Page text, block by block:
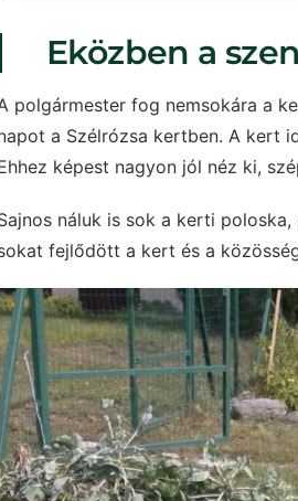
Eközben a
polgármester fog nemsokára a
a Szélrózsa kertben. A kert
képest nagyon jól néz ki,
náluk is sok a kerti
fejlődött a kert és a